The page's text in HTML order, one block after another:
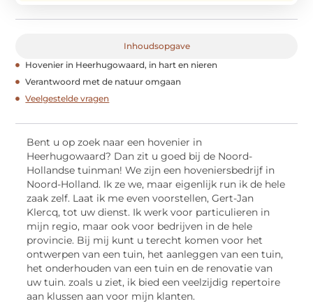
Inhoudsopgave
Hovenier in Heerhugowaard, in hart en nieren
Verantwoord met de natuur omgaan
Veelgestelde vragen
Bent u op zoek naar een hovenier in
Heerhugowaard? Dan zit u goed bij de Noord-
Hollandse tuinman! We zijn een hoveniersbedrijf in
Noord-Holland. Ik ze we, maar eigenlijk run ik de hele
zaak zelf. Laat ik me even voorstellen, Gert-Jan
Klercq, tot uw dienst. Ik werk voor particulieren in
mijn regio, maar ook voor bedrijven in de hele
provincie. Bij mij kunt u terecht komen voor het
ontwerpen van een tuin, het aanleggen van een tuin,
het onderhouden van een tuin en de renovatie van
uw tuin. zoals u ziet, ik bied een veelzijdig repertoire
aan klussen aan voor mijn klanten.